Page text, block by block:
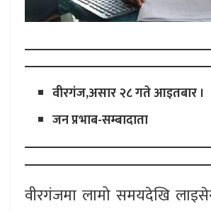
वीरगंज,असार २८ गते आइतबार ।
जन प्रभाब-सम्बादाता
वीरगंजमा लामो समयदेखि